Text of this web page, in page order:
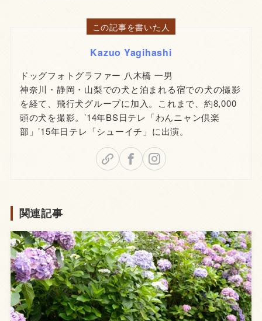
この記事を書いた人
Kazuo Yagihashi
ドッグフォトグラファー 八木橋 一男
神奈川・静岡・山梨での犬と泊まれる宿での犬の撮影
を経て、飛行犬グループに加入。これまで、約8,000
頭の犬を撮影。’14年BS日テレ「わんニャン倶楽
部」’15年日テレ「シューイチ」に出演。
関連記事